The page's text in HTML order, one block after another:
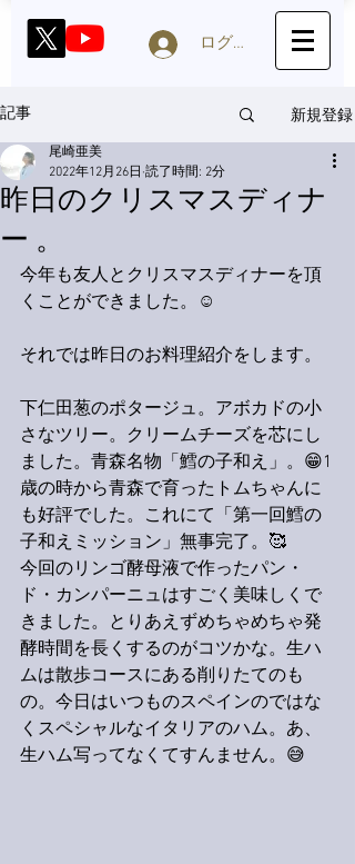
ログイン
記事 新規登録
昨日のクリスマスディナ
ー 。
尾崎亜美
2022年12月26日 読了時間: 2分
今年も友人とクリスマスディナーを頂
くことができました。☺️
それでは昨日のお料理紹介をします。
下仁田葱のポタージュ。アボカドの小
さなツリー。クリームチーズを芯にし
ました。青森名物「鱈の子和え」。😁1
歳の時から青森で育ったトムちゃんに
も好評でした。これにて「第一回鱈の
子和えミッション」無事完了。🥰
今回のリンゴ酵母液で作ったパン・
ド・カンパーニュはすごく美味しくで
きました。とりあえずめちゃめちゃ発
酵時間を長くするのがコツかな。生ハ
ムは散歩コースにある削りたてのも
の。今日はいつものスペインのではな
くスペシャルなイタリアのハム。あ、
生ハム写ってなくてすんません。😅